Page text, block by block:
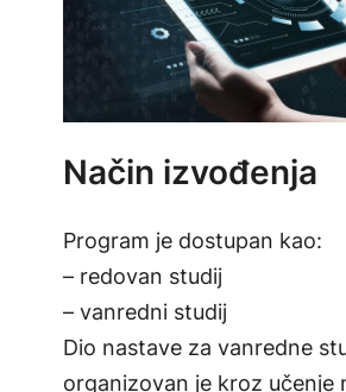
Način izvođenja
Program je dostupan kao:
– redovan studij
– vanredni studij
Dio nastave za vanredne
organizovan je kroz učenje